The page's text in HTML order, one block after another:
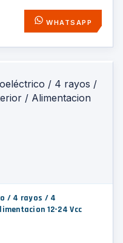
WHATSAPP
/ 4 rayos / 4
12-24 Vcc